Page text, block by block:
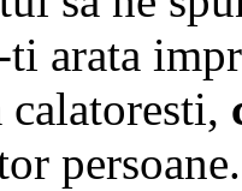
arata
calatoresti,
persoane.